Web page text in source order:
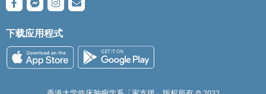
下载应用程式